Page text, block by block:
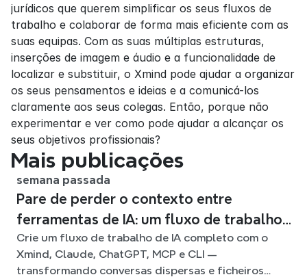
jurídicos que querem simplificar os seus fluxos de
trabalho e colaborar de forma mais eficiente com as
suas equipas. Com as suas múltiplas estruturas,
inserções de imagem e áudio e a funcionalidade de
localizar e substituir, o Xmind pode ajudar a organizar
os seus pensamentos e ideias e a comunicá-los
claramente aos seus colegas. Então, porque não
experimentar e ver como pode ajudar a alcançar os
seus objetivos profissionais?
Mais publicações
semana passada
Pare de perder o contexto entre
ferramentas de IA: um fluxo de trabalho
ligado com o Xmind
Crie um fluxo de trabalho de IA completo com o
Xmind, Claude, ChatGPT, MCP e CLI —
transformando conversas dispersas e ficheiros